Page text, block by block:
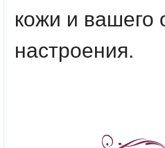
кожи и вашего
настроения.